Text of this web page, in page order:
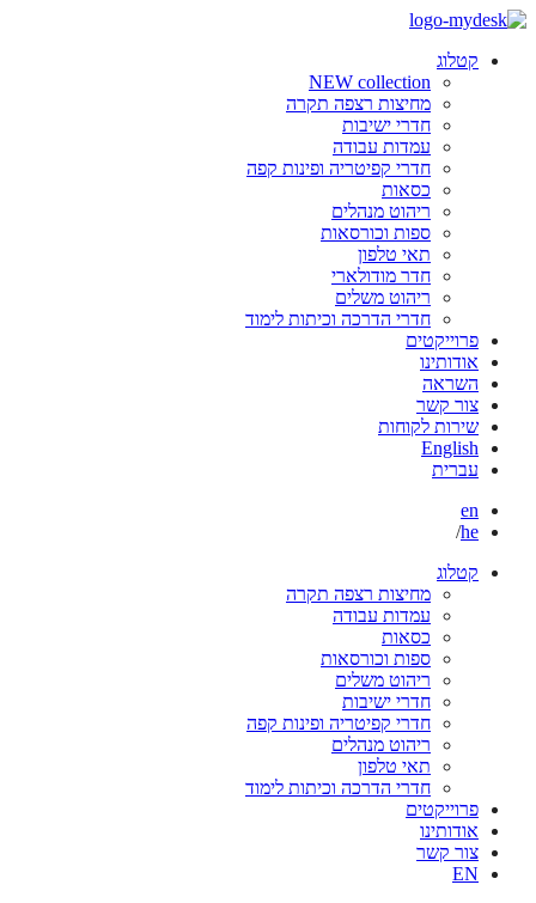
קטלוג
NEW collection
מחיצות רצפה תקרה
חדרי ישיבות
עמדות עבודה
חדרי קפיטריה ופינות קפה
כסאות
ריהוט מנהלים
ספות וכורסאות
תאי טלפון
חדר מודולארי
ריהוט משלים
חדרי הדרכה וכיתות לימוד
פרוייקטים
אודותינו
השראה
צור קשר
שירות לקוחות
English
עברית
en
he
/
קטלוג
מחיצות רצפה תקרה
עמדות עבודה
כסאות
ספות וכורסאות
ריהוט משלים
חדרי ישיבות
חדרי קפיטריה ופינות קפה
ריהוט מנהלים
תאי טלפון
חדרי הדרכה וכיתות לימוד
פרוייקטים
אודותינו
צור קשר
EN